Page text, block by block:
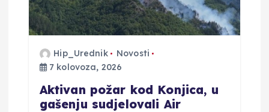
a
v
Hip_Urednik
Novosti
7 kolovoza, 2026
Aktivan požar kod Konjica, u
gašenju sudjelovali Air